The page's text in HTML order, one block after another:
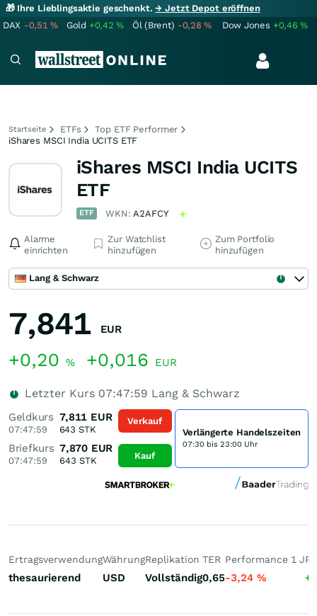
🎁 Ihre Lieblingsaktie geschenkt.→ Jetzt Depot eröffnen
DAX -0,51% Gold +0,42% Öl (Brent) -0,28% Dow Jones +0,46%
Startseite ETFs
Top ETF Performer
iShares MSCI India UCITS ETF
iShares MSCI India UCITS
ETF
ETF WKN:A2AFCY
Alarme
einrichten
Zur Watchlist
hinzufügen
Zum Portfolio
hinzufügen
Lang & Schwarz
7,841 EUR
+0,20 % +0,016 EUR
Letzter Kurs 07:47:59 Lang & Schwarz
Geldkurs
07:47:59
7,811 EUR
643 STK
Briefkurs
07:47:59
7,870 EUR
643 STK
Verkauf
Kauf
Verlängerte Handelszeiten
07:30 bis 23:00 Uhr
Ertragsverwendung
thesaurierend
Währung
USD
Replikation
Vollständig
TER
0,65
Performance 1 J
-3,24 %